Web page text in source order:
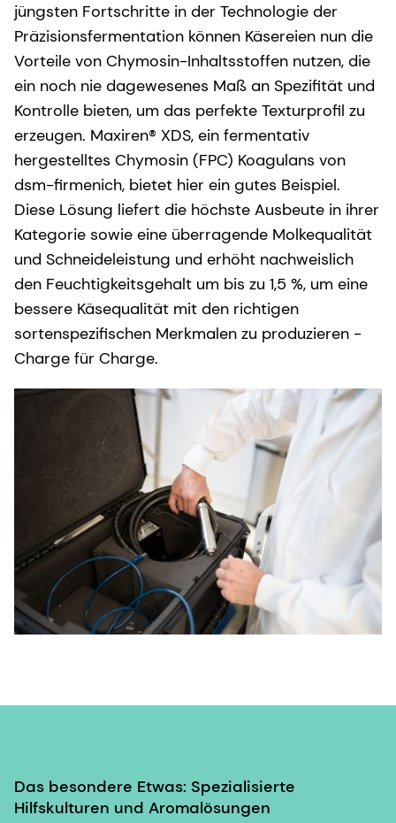
jüngsten Fortschritte in der Technologie der
Präzisionsfermentation können Käsereien nun die
Vorteile von Chymosin-Inhaltsstoffen nutzen, die
ein noch nie dagewesenes Maß an Spezifität und
Kontrolle bieten, um das perfekte Texturprofil zu
erzeugen. Maxiren® XDS, ein fermentativ
hergestelltes Chymosin (FPC) Koagulans von
dsm-firmenich, bietet hier ein gutes Beispiel.
Diese Lösung liefert die höchste Ausbeute in ihrer
Kategorie sowie eine überragende Molkequalität
und Schneideleistung und erhöht nachweislich
den Feuchtigkeitsgehalt um bis zu 1,5 %, um eine
bessere Käsequalität mit den richtigen
sortenspezifischen Merkmalen zu produzieren -
Charge für Charge.
Das besondere Etwas: Spezialisierte
Hilfskulturen und Aromalösungen